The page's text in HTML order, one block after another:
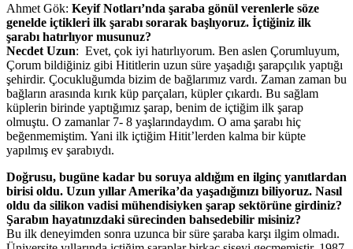
Ahmet Gök: Keyif Notları’nda şaraba gönül verenlerle söze
genelde içtikleri ilk şarabı sorarak başlıyoruz. İçtiğiniz ilk
şarabı hatırlıyor musunuz?
Necdet Uzun: Evet, çok iyi hatırlıyorum. Ben aslen Çorumluyum,
Çorum bildiğiniz gibi Hititlerin uzun süre yaşadığı şarapçılık yaptığı
şehirdir. Çocukluğumda bizim de bağlarımız vardı. Zaman zaman bu
bağların arasında kırık küp parçaları, küpler çıkardı. Bu sağlam
küplerin birinde yaptığımız şarap, benim de içtiğim ilk şarap
olmuştu. O zamanlar 7- 8 yaşlarındaydım. O ama şarabı hiç
beğenmemiştim. Yani ilk içtiğim Hitit’lerden kalma bir küpte
yapılmış ev şarabıydı.
Doğrusu, bugüne kadar bu soruya aldığım en ilginç yanıtlardan
birisi oldu. Uzun yıllar Amerika’da yaşadığınızı biliyoruz. Nasıl
oldu da silikon vadisi mühendisiyken şarap sektörüne girdiniz?
Şarabın hayatınızdaki sürecinden bahsedebilir misiniz?
Bu ilk deneyimden sonra uzunca bir süre şaraba karşı ilgim olmadı.